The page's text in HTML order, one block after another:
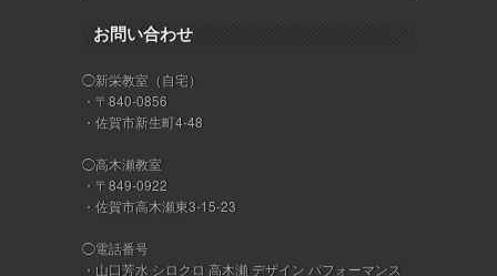
お問い合わせ
◯新栄教室（自宅）
・〒840-0856
・佐賀市新生町4-48
◯高木瀬教室
・〒849-0922
・佐賀市高木瀬東3-15-23
◯電話番号
・山口芳水 シロクロ 高木瀬 デザイン パフォーマンス